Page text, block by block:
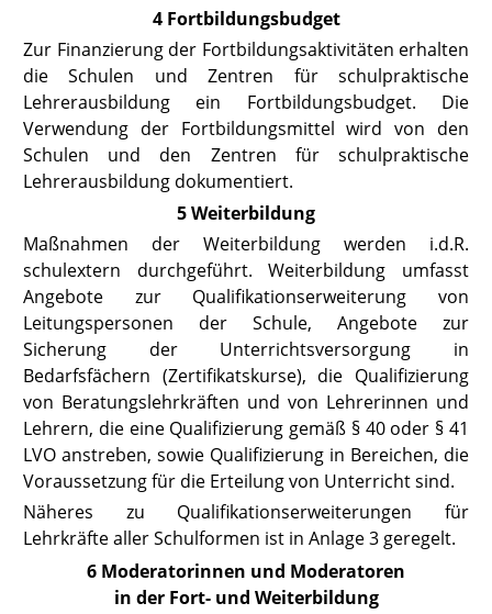
4 Fortbildungsbudget
Zur Finanzierung der Fortbildungsaktivitäten erhalten
die Schulen und Zentren für schulpraktische
Lehrerausbildung ein Fortbildungsbudget. Die
Verwendung der Fortbildungsmittel wird von den
Schulen und den Zentren für schulpraktische
Lehrerausbildung dokumentiert.
5 Weiterbildung
Maßnahmen der Weiterbildung werden i.d.R.
schulextern durchgeführt. Weiterbildung umfasst
Angebote zur Qualifikationserweiterung von
Leitungspersonen der Schule, Angebote zur
Sicherung der Unterrichtsversorgung in
Bedarfsfächern (Zertifikatskurse), die Qualifizierung
von Beratungslehrkräften und von Lehrerinnen und
Lehrern, die eine Qualifizierung gemäß § 40 oder § 41
LVO anstreben, sowie Qualifizierung in Bereichen, die
Voraussetzung für die Erteilung von Unterricht sind.
Näheres zu Qualifikationserweiterungen für
Lehrkräfte aller Schulformen ist inAnlage3 geregelt.
6 Moderatorinnen und Moderatoren
in der Fort- und Weiterbildung